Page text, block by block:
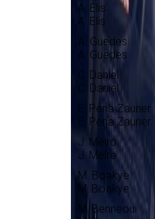
A. Elis
A. Elis
A. Guedes
A. Guedes
C. Daniel
C. Daniel
E. Pena Zauner
E. Pena Zauner
J. Melro
J. Melro
M. Boakye
M. Boakye
M. Benneoui